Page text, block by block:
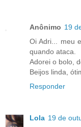
Anônimo 19
Oi Adri... meu
quando ataca.
Adorei o bolo,
Beijos linda,
Responder
Lola 19 de